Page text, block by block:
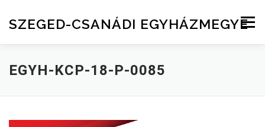
SZEGED-CSANÁDI EGYHÁZMEGYE
Menu
EGYH-KCP-18-P-0085